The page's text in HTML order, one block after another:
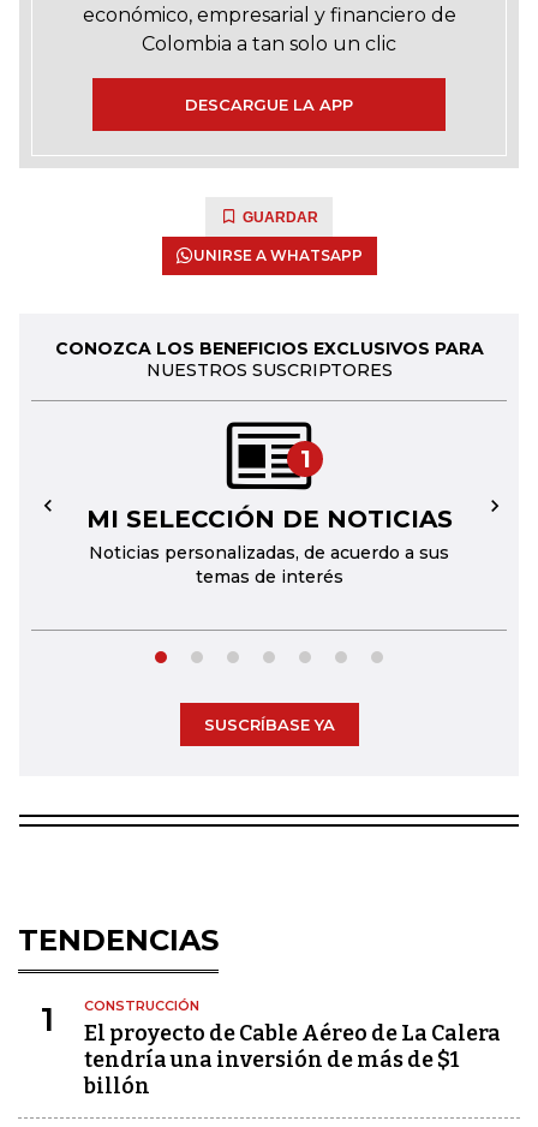
económico, empresarial y financiero de
Colombia a tan solo un clic
DESCARGUE LA APP
GUARDAR
UNIRSE A WHATSAPP
CONOZCA LOS BENEFICIOS EXCLUSIVOS PARA
NUESTROS SUSCRIPTORES
1
MI SELECCIÓN DE NOTICIAS
Noticias personalizadas, de acuerdo a sus
temas de interés
← →
SUSCRÍBASE YA
TENDENCIAS
1 CONSTRUCCIÓN
El proyecto de Cable Aéreo de La Calera
tendría una inversión de más de $1
billón